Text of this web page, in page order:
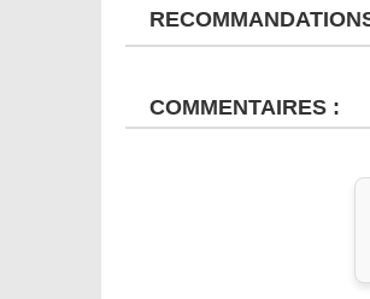
COMMENTAIRES :